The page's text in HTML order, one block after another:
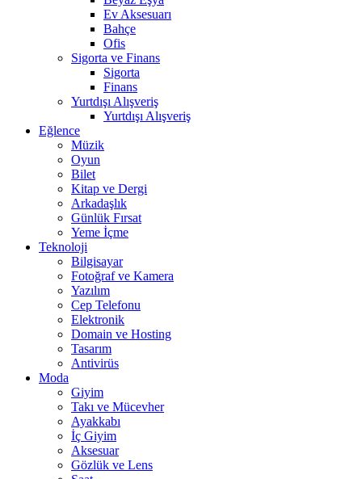
Ev Aksesuarı
Bahçe
Ofis
Sigorta ve Finans
Sigorta
Finans
Yurtdışı Alışveriş
Yurtdışı Alışveriş
Eğlence
Müzik
Oyun
Bilet
Kitap ve Dergi
Arkadaşlık
Günlük Fırsat
Yeme İçme
Teknoloji
Bilgisayar
Fotoğraf ve Kamera
Yazılım
Cep Telefonu
Elektronik
Domain ve Hosting
Tasarım
Antivirüs
Moda
Giyim
Takı ve Mücevher
Ayakkabı
İç Giyim
Aksesuar
Gözlük ve Lens